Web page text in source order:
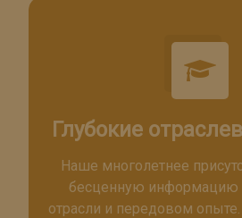
Глубокие
Наше многолетнее
бесценную информацию
отрасли и передовом